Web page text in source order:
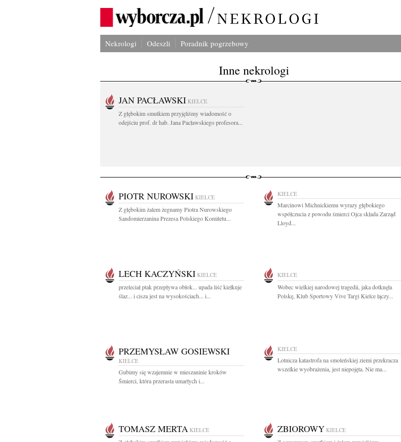
Nekrologi Odeszli Poradnik pogrzebowy
Inne nekrologi
JAN PACŁAWSKI KIELCE
Z głębokim smutkiem przyjęliśmy wiadomość o
odejściu prof. dr hab. Jana Pacławskiego profesora...
PIOTR NUROWSKI KIELCE
Z głębokim żalem żegnamy Piotra Nurowskiego
Sandomierzanina Prezesa Polskiego Komitetu...
KIELCE
Marcinowi Michnickiemu wyrazy głębokiego
współczucia z powodu śmierci Ojca składa Zarząd
Lloyd...
LECH KACZYŃSKI KIELCE
przeleciał ptak przepływa obłok... upada liść kiełkuje
ślaz... i cisza jest na wysokościach... i...
KIELCE
Wobec wielkiej narodowej tragedii, jaka dotknęła
Polskę, Klub Sportowy Vive Targi Kielce łączy...
PRZEMYSŁAW GOSIEWSKI
KIELCE
Gubimy się wzajemnie w mieszaninie kroków
Śmierci, która przerasta umarłych i...
KIELCE
Lotnicza katastrofa na smoleńskiej ziemi przekracza
wszelkie wyobrażenia, jest niepojęta. Nie ma...
TOMASZ MERTA KIELCE ZBIOROWY KIELCE